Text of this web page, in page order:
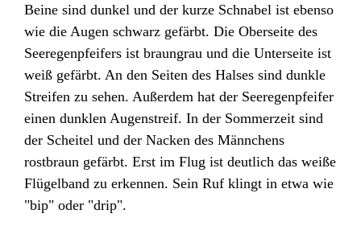
Beine sind dunkel und der kurze Schnabel ist ebenso
wie die Augen schwarz gefärbt. Die Oberseite des
Seeregenpfeifers ist braungrau und die Unterseite ist
weiß gefärbt. An den Seiten des Halses sind dunkle
Streifen zu sehen. Außerdem hat der Seeregenpfeifer
einen dunklen Augenstreif. In der Sommerzeit sind
der Scheitel und der Nacken des Männchens
rostbraun gefärbt. Erst im Flug ist deutlich das weiße
Flügelband zu erkennen. Sein Ruf klingt in etwa wie
"bip" oder "drip".